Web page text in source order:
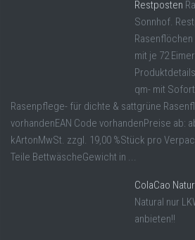
Restposten
Sonnhof.
mit je 72
qm- mit
Rasenpflege- für dichte & sattgrüne
vorhandenEAN Code vorhandenPreise ab:
kArtonMwSt. zzgl. 19,00 %Stück pro
Teile BettwäscheGewicht in ...
ColaCao
Natural nur
anbieten!!